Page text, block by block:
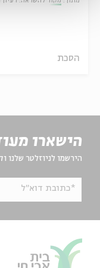
הסכת
הישארו
הירשמו לניוזלטר שלנו
*כתובת דוא"ל